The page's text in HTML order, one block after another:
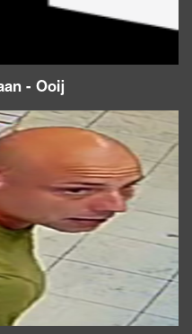
- Ooij